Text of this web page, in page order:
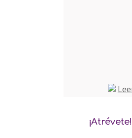
¡Atrévete!